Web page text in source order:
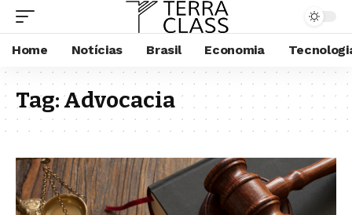
Home Notícias Brasil Economia
Tag:Advocacia